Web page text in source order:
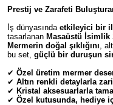
Prestij ve Zarafeti
İş dünyasında etkileyici bir
tasarlanan Masaüstü İsimlik
Mermerin doğal şıklığını,
bu set, güçlü bir duruşun
✔ Özel üretim mermer
✔ Altın renkli detaylarla
✔ Kristal aksesuarlarla
✔ Özel kutusunda, hediye